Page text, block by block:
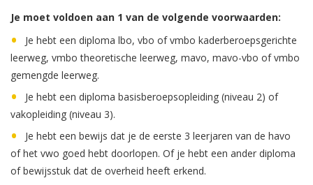
Je moet voldoen aan 1 van de volgende voorwaarden:
Je hebt een diploma lbo, vbo of vmbo kaderberoepsgerichte
leerweg, vmbo theoretische leerweg, mavo, mavo-vbo of vmbo
gemengde leerweg.
Je hebt een diploma basisberoepsopleiding (niveau 2) of
vakopleiding (niveau 3).
Je hebt een bewijs dat je de eerste 3 leerjaren van de havo
of het vwo goed hebt doorlopen. Of je hebt een ander diploma
of bewijsstuk dat de overheid heeft erkend.